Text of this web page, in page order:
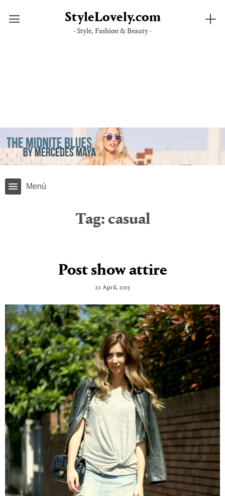
StyleLovely.com
· Style, Fashion & Beauty ·
Menú
Tag: casual
Post show attire
22 April, 2015